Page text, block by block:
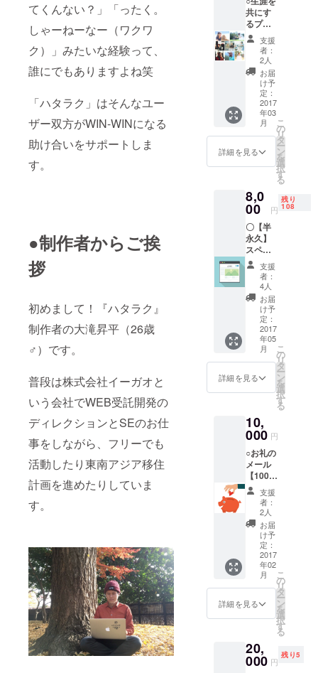
てくんない？」「ったく。
しゃーねーなー（ワクワ
ク）」みたいな経験って、
誰にでもありますよね笑
「ハタラク」はそんなユー
ザー双方がWIN-WINになる
助け合いをサポートしま
す。
●制作者からご挨
拶
初めまして！『ハタラク』
制作者の大滝昇平（26歳
♂）です。
普段は株式会社イーガオと
いう会社でWEB受託開発の
ディレクションとSEのお仕
事をしながら、フリーでも
活動したり東南アジア移住
計画を進めたりしていま
す。
生のこ
と、エ
ンジニ
アの仕
事につ
いてな
ど、何
でもご
相談く
ださ
い。 以
下に大
滝の経
ておき
ます。
年11月
26日生
まれ。
熊本県
出身。
○済々黌
高校を
卒業
後、京
都の立
命館大
学法学
部へ。
○大学時
旅行
で、新
興国の
勢いや
人々の
温かさ
に触
れ、将
来は新
興国を
フィー
ルドに
仕事が
したい
と考え
にな
る。 ○
末、大
手ロ
共にす
るプロ
フィー
ル写真
撮影
（ライ
トプラ
ン） 支
援して
くだ
さった
方のお
仕事や
生活を
フィー
ル写真
を撮影
する」
という
形で応
援しま
す！ 撮
影を担
当して
くれる
のは、
『生涯
を共に
する写
真家』
土田凌
ジ】
http://ts
pic.jp/
プロ写
真家に
よる、
通常価
¥25,000
の個人
撮影を
「ライ
トプラ
ン」と
して
￥6,000
「あり
のまま
支援
者：
2人
お届
け予
定：
2017
年03
月
詳細を見る
こ
の
リ
タ
ー
ン
を
選
択
す
る
8,0
00 円
残り
108
〇【半
永久】
スペ
シャル
サンク
スとし
てサイ
トにお
名前を
掲載
（個人
用） ○
プレリ
リース
利用権
作成・
コマリ
ゴトの
投稿が
可能で
す） ○
お礼の
メール
できあ
がった
サイト
の紹介
ページ
に、ス
ペシャ
ルサン
クスと
く限り
お名前
支援
者：
4人
お届
け予
定：
2017
年05
月
詳細を見る
こ
の
リ
タ
ー
ン
を
選
択
す
る
10,
000 円
○お礼の
メール
【1000
0円】
ご支援
金とし
てあり
がたく
頂戴い
たしま
す。 大
滝より
最大級
の感謝
を込め
ルをお
送りさ
せてい
支援
者：
2人
お届
け予
定：
2017
年02
月
詳細を見る
こ
の
リ
タ
ー
ン
を
選
択
す
る
20,
000 円
残り5